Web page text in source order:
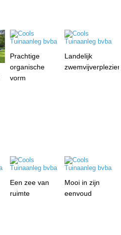
Prachtige
organische
vorm
Landelijk
zwemvijverplezier
Een zee van
ruimte
Mooi in zijn
eenvoud